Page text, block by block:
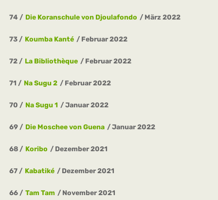
74 Die Koranschule von Djoulafondo März 2022
73 Koumba Kanté Februar 2022
72 La Bibliothèque Februar 2022
71 Na Sugu 2 Februar 2022
70 Na Sugu 1 Januar 2022
69 Die Moschee von Guena Januar 2022
68 Koribo Dezember 2021
67 Kabatiké Dezember 2021
66 Tam Tam November 2021